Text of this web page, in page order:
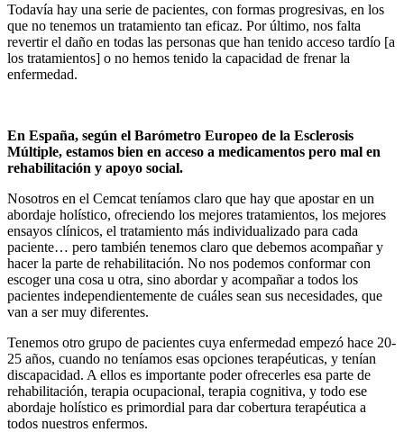
Todavía hay una serie de pacientes, con formas progresivas, en los
que no tenemos un tratamiento tan eficaz. Por último, nos falta
revertir el daño en todas las personas que han tenido acceso tardío [a
los tratamientos] o no hemos tenido la capacidad de frenar la
enfermedad.
En España, según el Barómetro Europeo de la Esclerosis
Múltiple, estamos bien en acceso a medicamentos pero mal en
rehabilitación y apoyo social.
Nosotros en el Cemcat teníamos claro que hay que apostar en un
abordaje holístico, ofreciendo los mejores tratamientos, los mejores
ensayos clínicos, el tratamiento más individualizado para cada
paciente… pero también tenemos claro que debemos acompañar y
hacer la parte de rehabilitación. No nos podemos conformar con
escoger una cosa u otra, sino abordar y acompañar a todos los
pacientes independientemente de cuáles sean sus necesidades, que
van a ser muy diferentes.
Tenemos otro grupo de pacientes cuya enfermedad empezó hace 20-
25 años, cuando no teníamos esas opciones terapéuticas, y tenían
discapacidad. A ellos es importante poder ofrecerles esa parte de
rehabilitación, terapia ocupacional, terapia cognitiva, y todo ese
abordaje holístico es primordial para dar cobertura terapéutica a
todos nuestros enfermos.